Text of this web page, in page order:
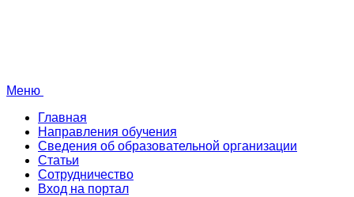
Меню
Главная
Направления обучения
Сведения об образовательной организации
Статьи
Сотрудничество
Вход на портал